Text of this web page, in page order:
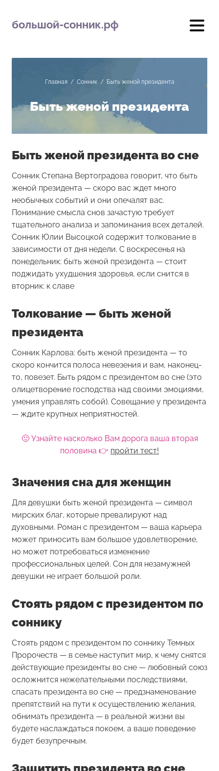
большой-сонник.рф
Главная/ Сонник/ Быть женой президента
Быть женой президента
Быть женой президента во сне
Сонник Степана Вертоградова говорит, что быть
женой президента — скоро вас ждет много
необычных событий и они опечалят вас.
Понимание смысла снов зачастую требует
тщательного анализа и запоминания всех деталей.
Сонник Юлии Высоцкой содержит толкование в
зависимости от дня недели. С воскресенья на
понедельник: быть женой президента — стоит
поджидать ухудшения здоровья, если снится в
вторник: к славе
Толкование — быть женой
президента
Сонник Карлова: быть женой президента — то
скоро кончится полоса невезения и вам, наконец-
то, повезет. Быть рядом с президентом во сне (это
олицетворение господства над своими эмоциями,
умения управлять собой). Совещание у президента
— ждите крупных неприятностей.
🙂 Узнайте насколько Вам дорога ваша вторая
половина 👉 пройти тест!
Значения сна для женщин
Для девушки быть женой президента — символ
мирских благ, которые превалируют над
духовными. Роман с президентом — ваша карьера
может приносить вам большое удовлетворение,
но может потребоваться изменение
профессиональных целей. Сон для незамужней
девушки не играет большой роли.
Стоять рядом с президентом по
соннику
Стоять рядом с президентом по соннику Темных
Пророчеств — в семье наступит мир, к чему снятся
действующие президенты во сне — любовный союз
осложнится нежелательными последствиями,
спасать президента во сне — предзнаменование
препятствий на пути к осуществлению желания,
обнимать президента — в реальной жизни вы
будете наслаждаться покоем, а ваше поведение
будет безупречным.